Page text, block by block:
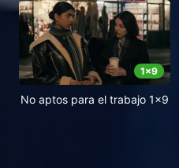
1x9
No aptos para el trabajo 1x9